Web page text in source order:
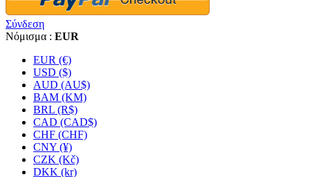
Σύνδεση
Νόμισμα : EUR
EUR (€)
USD ($)
AUD (AU$)
BAM (KM)
BRL (R$)
CAD (CAD$)
CHF (CHF)
CNY (¥)
CZK (Kč)
DKK (kr)